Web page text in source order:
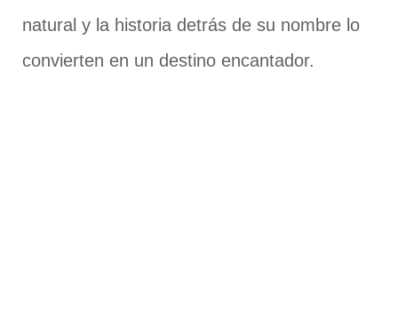
natural y la historia detrás de su nombre lo
convierten en un destino encantador.